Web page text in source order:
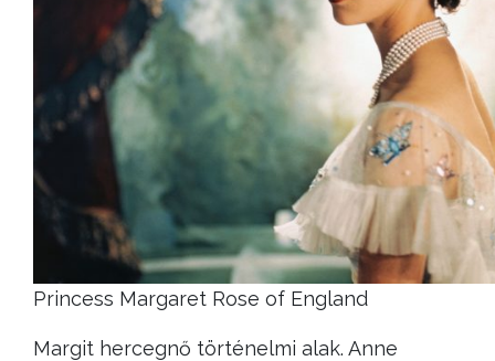
Princess Margaret Rose of England
Margit hercegnő történelmi alak. Anne